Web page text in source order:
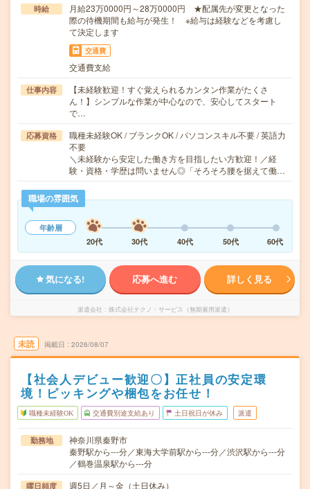
時給
月給23万0000円～28万0000円 ★配属先が変更となった
際の待機期間も給与が発生！ ※給与は経験などを考慮し
て決定します
交通費
交通費支給
仕事内容
【未経験歓迎！すぐ覚えられるカンタン作業がたくさ
ん！】シンプルな作業が中心なので、安心してスタート
で…
応募資格
職種未経験OK / ブランクOK / パソコンスキル不要 / 英語力
不要
＼未経験から安定した働き方を目指したい方歓迎！／経
験・資格・学歴は問いません◎「そろそろ腰を据えて働…
職場の雰囲気
年齢層
20代
30代 40代 50代 60代
気になる! 応募へ進む 詳しく見る
派遣会社 株式会社テクノ・サービス（無期雇用派遣）
未読 掲載日 2026/08/07
【社会人デビュー歓迎〇】正社員の安定環
境！ピッキングや梱包をお任せ！
職種未経験OK 交通費別途支給あり 土日祝日が休み 派遣
勤務地
神奈川県秦野市
秦野駅から---分／東海大学前駅から---分／渋沢駅から---分
／鶴巻温泉駅から---分
曜日頻度 週5日／月～金（土日休み）